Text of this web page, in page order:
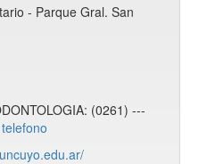
- Parque Gral. San
(0261) ---